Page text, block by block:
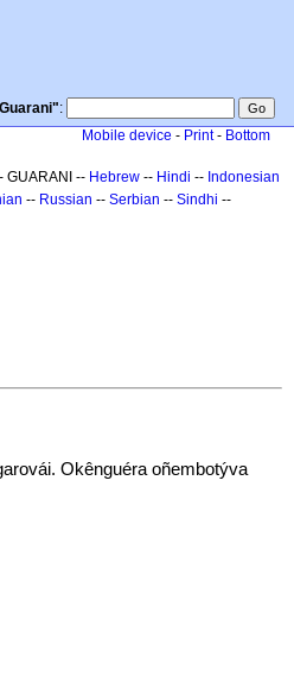
:
Mobile device - Print- Bottom
GUARANI -- Hebrew -- Hindi -- Indonesian
-- Russian -- Serbian -- Sindhi --
Okênguéra oñembotýva